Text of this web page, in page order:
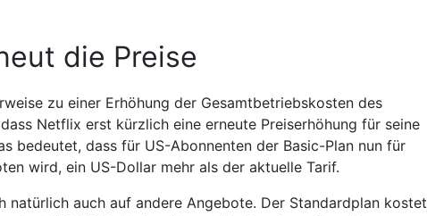
die Preise
zu einer Erhöhung der Gesamtbetriebskosten des
Netflix erst kürzlich eine erneute Preiserhöhung für seine
bedeutet, dass für US-Abonnenten der Basic-Plan nun für
wird, ein US-Dollar mehr als der aktuelle Tarif.
natürlich auch auf andere Angebote. Der Standardplan kostet